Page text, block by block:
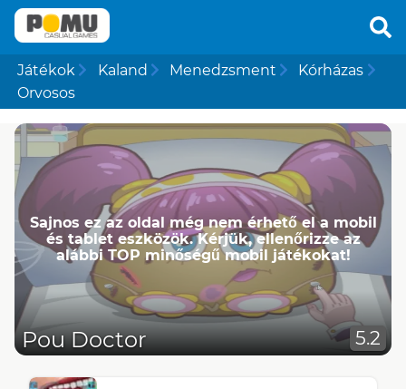
Játékok Kaland Menedzsment
Kórházas
Orvosos
Sajnos ez az oldal még nem érhető el a mobil
és tablet eszközök. Kérjük, ellenőrizze az
alábbi TOP minőségű mobil játékokat!
Pou Doctor 5.2